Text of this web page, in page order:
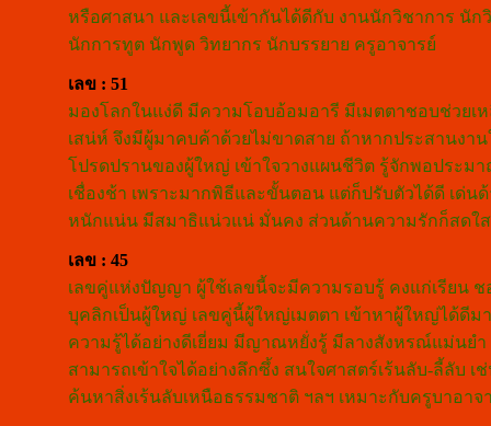
หรือศาสนา และเลขนี้เข้ากันได้ดีกับ งานนักวิชาการ นัก
นักการทูต นักพูด วิทยากร นักบรรยาย ครูอาจารย์
เลข : 51
มองโลกในแง่ดี มีความโอบอ้อมอารี มีเมตตาชอบช่วย
เสน่ห์ จึงมีผู้มาคบค้าด้วยไม่ขาดสาย ถ้าหากประสานง
โปรดปรานของผู้ใหญ่ เข้าใจวางแผนชีวิต รู้จักพอประม
เชื่องช้า เพราะมากพิธีและขั้นตอน แต่ก็ปรับตัวได้ดี เด่น
หนักแน่น มีสมาธิแน่วแน่ มั่นคง ส่วนด้านความรักก็สดใ
เลข : 45
เลขคู่แห่งปัญญา ผู้ใช้เลขนี้จะมีความรอบรู้ คงแก่เรียน
บุคลิกเป็นผู้ใหญ่ เลขคู่นี้ผู้ใหญ่เมตตา เข้าหาผู้ใหญ่ได้ดี
ความรู้ได้อย่างดีเยี่ยม มีญาณหยั่งรู้ มีลางสังหรณ์แม่นย
สามารถเข้าใจได้อย่างลึกซึ้ง สนใจศาสตร์เร้นลับ-ลี้ลับ
ค้นหาสิ่งเร้นลับเหนือธรรมชาติ ฯลฯ เหมาะกับครูบาอา